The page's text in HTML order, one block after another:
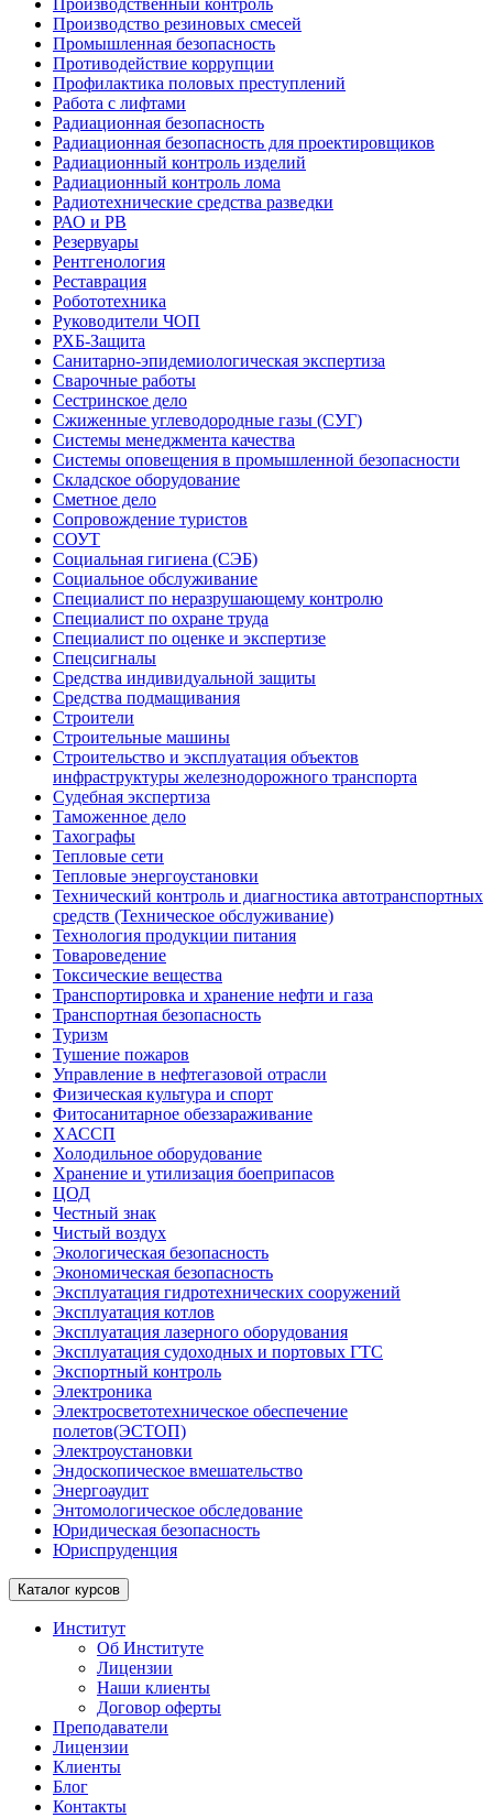
Производственный контроль
Производство резиновых смесей
Промышленная безопасность
Противодействие коррупции
Профилактика половых преступлений
Работа с лифтами
Радиационная безопасность
Радиационная безопасность для проектировщиков
Радиационный контроль изделий
Радиационный контроль лома
Радиотехнические средства разведки
РАО и РВ
Резервуары
Рентгенология
Реставрация
Робототехника
Руководители ЧОП
РХБ-Защита
Санитарно-эпидемиологическая экспертиза
Сварочные работы
Сестринское дело
Сжиженные углеводородные газы (СУГ)
Системы менеджмента качества
Системы оповещения в промышленной безопасности
Складское оборудование
Сметное дело
Сопровождение туристов
СОУТ
Социальная гигиена (СЭБ)
Социальное обслуживание
Специалист по неразрушающему контролю
Специалист по охране труда
Специалист по оценке и экспертизе
Спецсигналы
Средства индивидуальной защиты
Средства подмащивания
Строители
Строительные машины
Строительство и эксплуатация объектов
инфраструктуры железнодорожного транспорта
Судебная экспертиза
Таможенное дело
Тахографы
Тепловые сети
Тепловые энергоустановки
Технический контроль и диагностика автотранспортных
средств (Техническое обслуживание)
Технология продукции питания
Товароведение
Токсические вещества
Транспортировка и хранение нефти и газа
Транспортная безопасность
Туризм
Тушение пожаров
Управление в нефтегазовой отрасли
Физическая культура и спорт
Фитосанитарное обеззараживание
ХАССП
Холодильное оборудование
Хранение и утилизация боеприпасов
ЦОД
Честный знак
Чистый воздух
Экологическая безопасность
Экономическая безопасность
Эксплуатация гидротехнических сооружений
Эксплуатация котлов
Эксплуатация лазерного оборудования
Эксплуатация судоходных и портовых ГТС
Экспортный контроль
Электроника
Электросветотехническое обеспечение
полетов(ЭСТОП)
Электроустановки
Эндоскопическое вмешательство
Энергоаудит
Энтомологическое обследование
Юридическая безопасность
Юриспруденция
Каталог курсов
Институт
Об Институте
Лицензии
Наши клиенты
Договор оферты
Преподаватели
Лицензии
Клиенты
Блог
Контакты